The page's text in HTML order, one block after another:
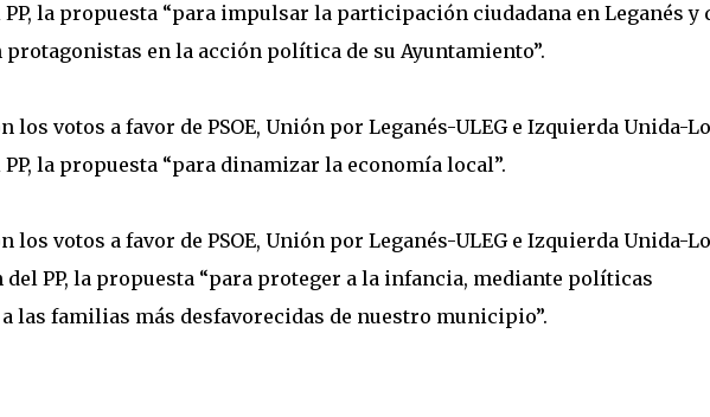
la propuesta “para impulsar la participación ciudadana en Leganés y
en la acción política de su Ayuntamiento”.
los votos a favor de PSOE, Unión por Leganés-ULEG e Izquierda Unida-
la propuesta “para dinamizar la economía local”.
los votos a favor de PSOE, Unión por Leganés-ULEG e Izquierda Unida-
del PP, la propuesta “para proteger a la infancia, mediante políticas
las familias más desfavorecidas de nuestro municipio”.